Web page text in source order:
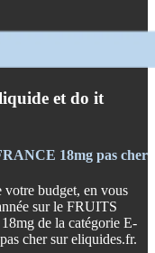
et do it
18mg pas cher
votre budget, en vous
sur le FRUITS
de la catégorie E-
cher sur eliquides.fr.